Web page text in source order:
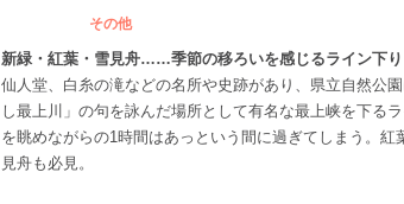
その他
新緑・紅葉・雪見舟……季節の移ろいを感じるライン下り
仙人堂、白糸の滝などの名所や史跡があり、県立自然公
し最上川」の句を詠んだ場所として有名な最上峡を下る
を眺めながらの1時間はあっという間に過ぎてしまう。
見舟も必見。